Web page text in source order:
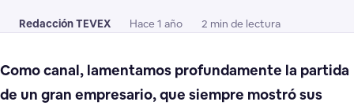
Redacción TEVEX Hace 1 año 2 min de lectura
Como canal, lamentamos profundamente la partida
de un gran empresario, que siempre mostró sus